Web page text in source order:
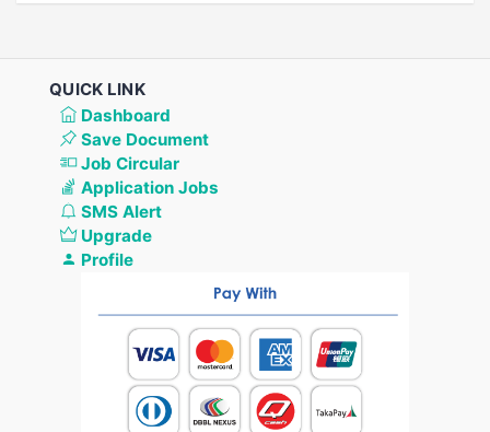
QUICK LINK
Dashboard
Save Document
Job Circular
Application Jobs
SMS Alert
Upgrade
Profile